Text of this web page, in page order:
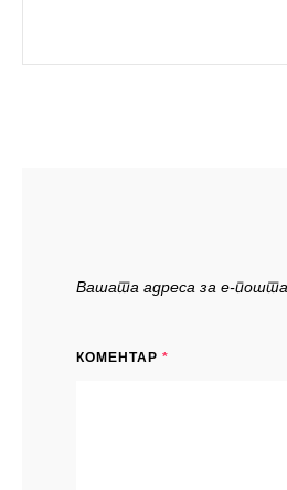
Вашата адреса за е-пошта
КОМЕНТАР *